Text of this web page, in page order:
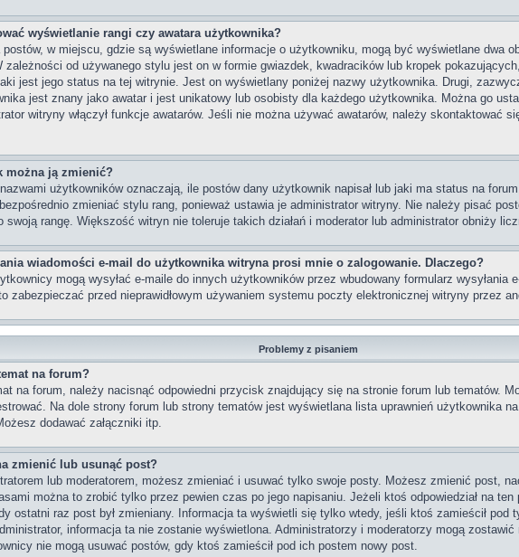
wyświetlanie rangi czy awatara użytkownika?
postów, w miejscu, gdzie są wyświetlane informacje o użytkowniku, mogą być wyświetlane dwa
zależności od używanego stylu jest on w formie gwiazdek, kwadracików lub kropek
jest jego status na tej witrynie. Jest on wyświetlany poniżej nazwy użytkownika. Drugi,
jest znany jako awatar i jest unikatowy lub osobisty dla każdego użytkownika. Można go
witryny włączył funkcje awatarów. Jeśli nie można używać awatarów, należy skontaktować
można ją zmienić?
użytkowników oznaczają, ile postów dany użytkownik napisał lub jaki ma status na
zmieniać stylu rang, ponieważ ustawia je administrator witryny. Nie należy pisać
swoją rangę. Większość witryn nie toleruje takich działań i moderator lub administrator obniży
wiadomości e-mail do użytkownika witryna prosi mnie o zalogowanie. Dlaczego?
mogą wysyłać e-maile do innych użytkowników przez wbudowany formularz wysyłania
zabezpieczać przed nieprawidłowym używaniem systemu poczty elektronicznej witryny przez
Problemy z pisaniem
na forum?
na forum, należy nacisnąć odpowiedni przycisk znajdujący się na stronie forum lub tematów.
Na dole strony forum lub strony tematów jest wyświetlana lista uprawnień użytkownika
dodawać załączniki itp.
zmienić lub usunąć post?
lub moderatorem, możesz zmieniać i usuwać tylko swoje posty. Możesz zmienić post,
można to zrobić tylko przez pewien czas po jego napisaniu. Jeżeli ktoś odpowiedział na
ostatni raz post był zmieniany. Informacja ta wyświetli się tylko wtedy, jeśli ktoś zamieścił
informacja ta nie zostanie wyświetlona. Administratorzy i moderatorzy mogą
nie mogą usuwać postów, gdy ktoś zamieścił pod ich postem nowy post.